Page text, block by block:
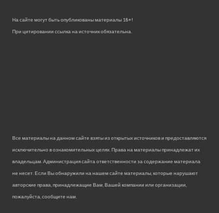
На сайте могут быть опубликованы материалы 18+!
При цитировании ссылка на источник обязательна.
Все материалы на данном сайте взяты из открытых источников и предоставляются
исключительно в ознакомительных целях. Права на материалы принадлежат их
владельцам. Администрация сайта ответственности за содержание материала
не несет. Если Вы обнаружили на нашем сайте материалы, которые нарушают
авторские права, принадлежащие Вам, Вашей компании или организации,
пожалуйста, сообщите нам.